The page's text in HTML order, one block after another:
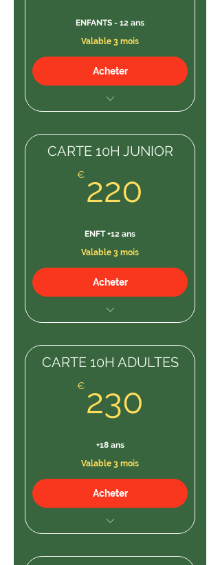
ENFANTS - 12 ans
Valable 3 mois
Acheter
CARTE 10H JUNIOR
€ 220
ENFT +12 ans
Valable 3 mois
Acheter
CARTE 10H ADULTES
€ 230
+18 ans
Valable 3 mois
Acheter